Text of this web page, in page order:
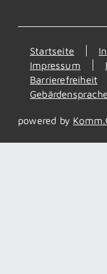
Startseite
Impressum
Barrierefreiheit
Gebärdensprache
powered by